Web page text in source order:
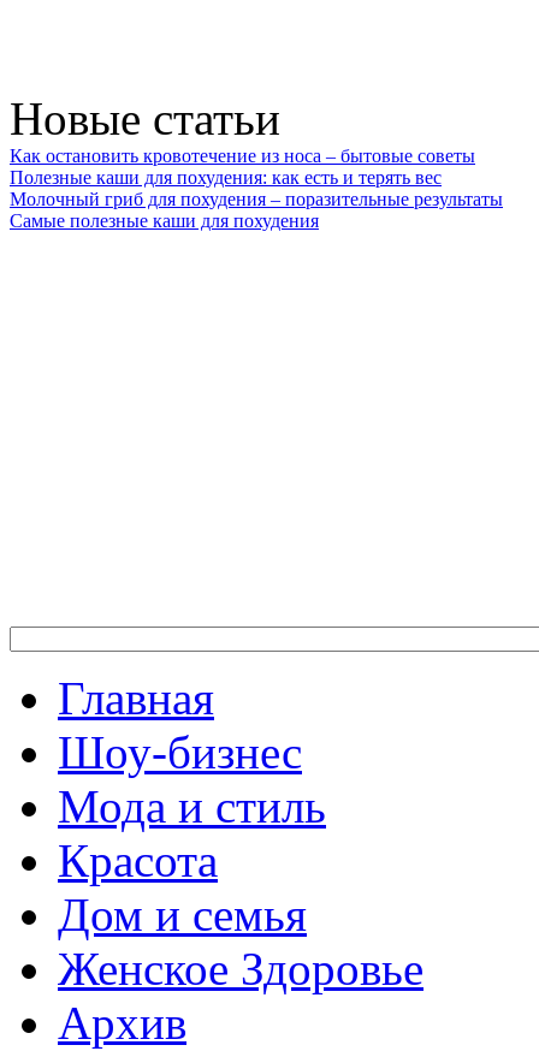
Новые статьи
Как остановить кровотечение из носа – бытовые советы
Полезные каши для похудения: как есть и терять вес
Молочный гриб для похудения – поразительные результаты
Самые полезные каши для похудения
Главная
Шоу-бизнес
Мода и стиль
Красота
Дом и семья
Женское Здоровье
Архив